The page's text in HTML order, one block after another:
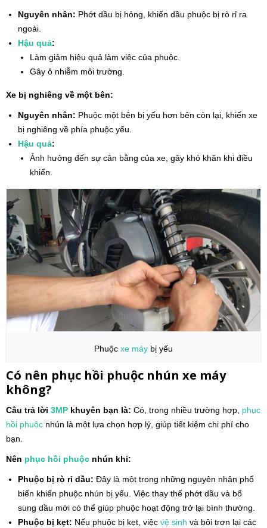
Nguyên nhân: Phớt dầu bị hỏng, khiến dầu phuộc bị rò rỉ ra
ngoài.
Hậu quả:
Làm giảm hiệu quả làm việc của phuộc.
Gây ô nhiễm môi trường.
Xe bị nghiêng về một bên:
Nguyên nhân: Phuộc một bên bị yếu hơn bên còn lại, khiến xe
bị nghiêng về phía phuộc yếu.
Hậu quả:
Ảnh hưởng đến sự cân bằng của xe, gây khó khăn khi điều
khiển.
Phuộc xe máy bị yếu
Có nên phục hồi phuộc nhún xe máy
không?
Câu trả lời 3MP khuyên bạn là: Có, trong nhiều trường hợp, phục
hồi phuộc nhún là một lựa chọn hợp lý, giúp tiết kiệm chi phí cho
bạn.
Nên phục hồi phuộc nhún khi:
Phuộc bị rò rỉ dầu: Đây là một trong những nguyên nhân phổ
biến khiến phuộc nhún bị yếu. Việc thay thế phớt dầu và bổ
sung dầu mới có thể giúp phuộc hoạt động trở lại bình thường.
Phuộc bị kẹt: Nếu phuộc bị kẹt, việc vệ sinh và bôi trơn lại các